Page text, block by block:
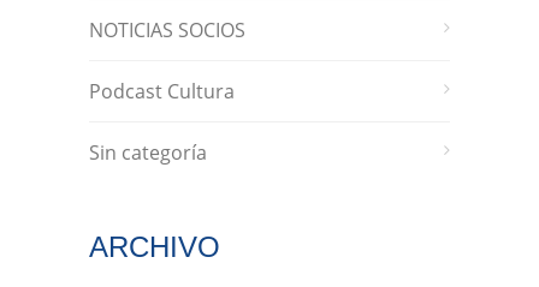
NOTICIAS SOCIOS
Podcast Cultura
Sin categoría
ARCHIVO